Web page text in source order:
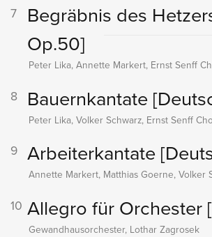
7 Begräbnis des
Op.50]
Peter Lika, Annette Markert, Ernst Senff
8 Bauernkantate
Peter Lika, Volker Schwarz, Ernst Senff
9 Arbeiterkantate
Annette Markert, Matthias Goerne, Volker
10 Allegro für Orchester
Gewandhausorchester, Lothar Zagrosek